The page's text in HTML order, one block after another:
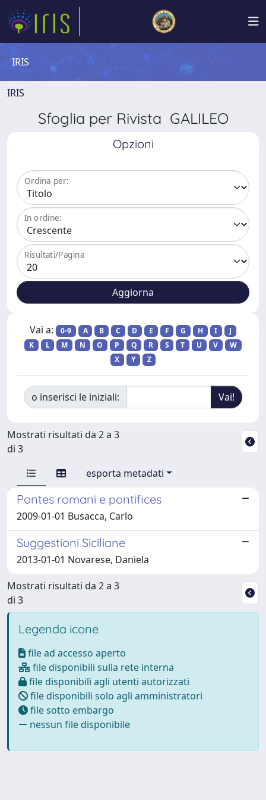
IRIS
IRIS
Sfoglia per Rivista GALILEO
Opzioni
Ordina per:
In ordine:
Risultati/Pagina
Vai a: 0-9 A B C D E F G H I
J
K
L M N O P Q R S T U V
W
X
Y Z
o inserisci le iniziali:
Mostrati risultati da 2 a 3
di 3
esporta metadati
Pontes romani e pontifices
2009-01-01 Busacca, Carlo
Suggestioni Siciliane
2013-01-01 Novarese, Daniela
Mostrati risultati da 2 a 3
di 3
Legenda icone
file ad accesso aperto
file disponibili sulla rete interna
file disponibili agli utenti autorizzati
file disponibili solo agli amministratori
file sotto embargo
nessun file disponibile